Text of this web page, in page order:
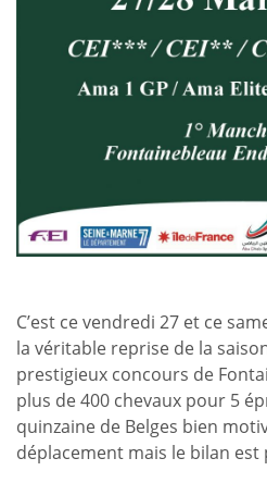
C’est ce vendredi 27 et ce
la véritable reprise de la
prestigieux concours de
plus de 400 chevaux pour 5
quinzaine de Belges bien
déplacement mais le bilan